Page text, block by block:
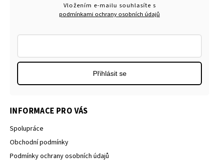
INFORMACE PRO VÁS
Spolupráce
Obchodní podmínky
Podmínky ochrany osobních údajů
Vložením e-mailu souhlasíte s
podmínkami ochrany osobních údajů
Přihlásit se